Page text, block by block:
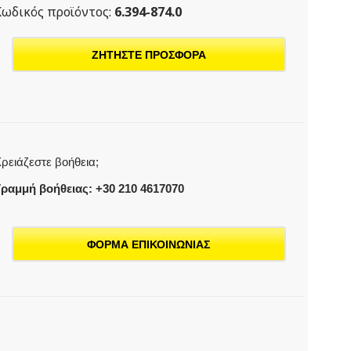
προϊόντος: 6.394-874.0
ΖΗΤΗΣΤΕ ΠΡΟΣΦΟΡΑ
βοήθεια;
βοήθειας: +30 210 4617070
ΦΟΡΜΑ ΕΠΙΚΟΙΝΩΝΙΑΣ